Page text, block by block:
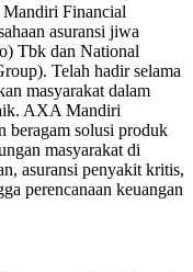
Financial
asuransi jiwa
Tbk dan National
Telah hadir selama
masyarakat dalam
AXA Mandiri
beragam solusi produk
masyarakat di
asuransi penyakit kritis,
perencanaan keuangan